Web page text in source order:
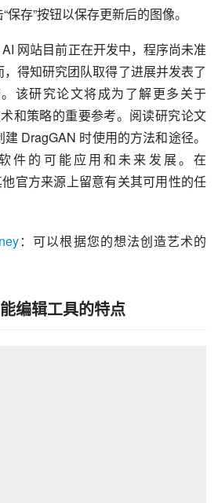
保存”按钮以保存更新后的图像。
网站目前正在开发中，程序尚未准
得知研究团队取得了进展并发表了
该研究论文将成为了解更多关于
和策略的重要参考。阅读研究论文
DragGAN 时使用的方法和途径。
件的可能应用和未来发展。在
官方来源上留意有关其可用性的任
：可以根据您的想法创造艺术的
编辑工具的特点